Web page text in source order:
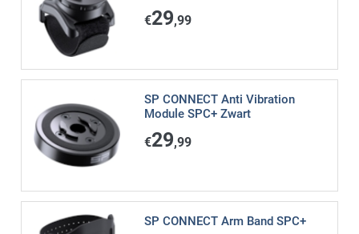
€29,99
SP CONNECT Anti Vibration
Module SPC+ Zwart
€29,99
SP CONNECT Arm Band SPC+